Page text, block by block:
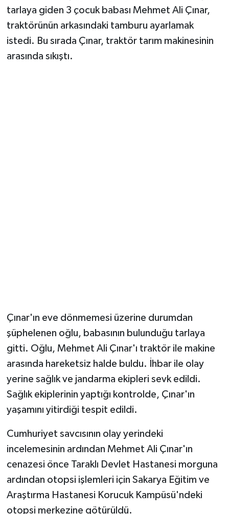
tarlaya giden 3 çocuk babası Mehmet Ali Çınar,
traktörünün arkasındaki tamburu ayarlamak
istedi. Bu sırada Çınar, traktör tarım makinesinin
arasında sıkıştı.
Çınar'ın eve dönmemesi üzerine durumdan
şüphelenen oğlu, babasının bulunduğu tarlaya
gitti. Oğlu, Mehmet Ali Çınar'ı traktör ile makine
arasında hareketsiz halde buldu. İhbar ile olay
yerine sağlık ve jandarma ekipleri sevk edildi.
Sağlık ekiplerinin yaptığı kontrolde, Çınar'ın
yaşamını yitirdiği tespit edildi.
Cumhuriyet savcısının olay yerindeki
incelemesinin ardından Mehmet Ali Çınar'ın
cenazesi önce Taraklı Devlet Hastanesi morguna
ardından otopsi işlemleri için Sakarya Eğitim ve
Araştırma Hastanesi Korucuk Kampüsü'ndeki
otopsi merkezine götürüldü.